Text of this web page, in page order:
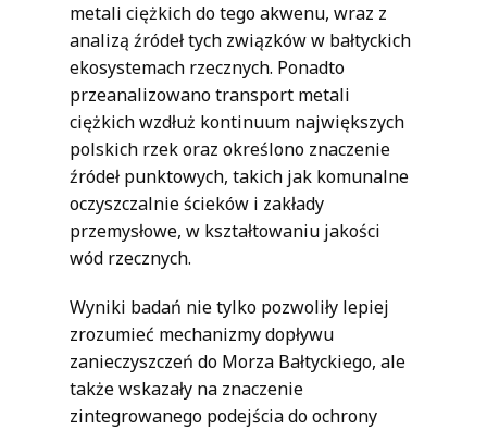
metali ciężkich do tego akwenu, wraz z
analizą źródeł tych związków w bałtyckich
ekosystemach rzecznych. Ponadto
przeanalizowano transport metali
ciężkich wzdłuż kontinuum największych
polskich rzek oraz określono znaczenie
źródeł punktowych, takich jak komunalne
oczyszczalnie ścieków i zakłady
przemysłowe, w kształtowaniu jakości
wód rzecznych.
Wyniki badań nie tylko pozwoliły lepiej
zrozumieć mechanizmy dopływu
zanieczyszczeń do Morza Bałtyckiego, ale
także wskazały na znaczenie
zintegrowanego podejścia do ochrony